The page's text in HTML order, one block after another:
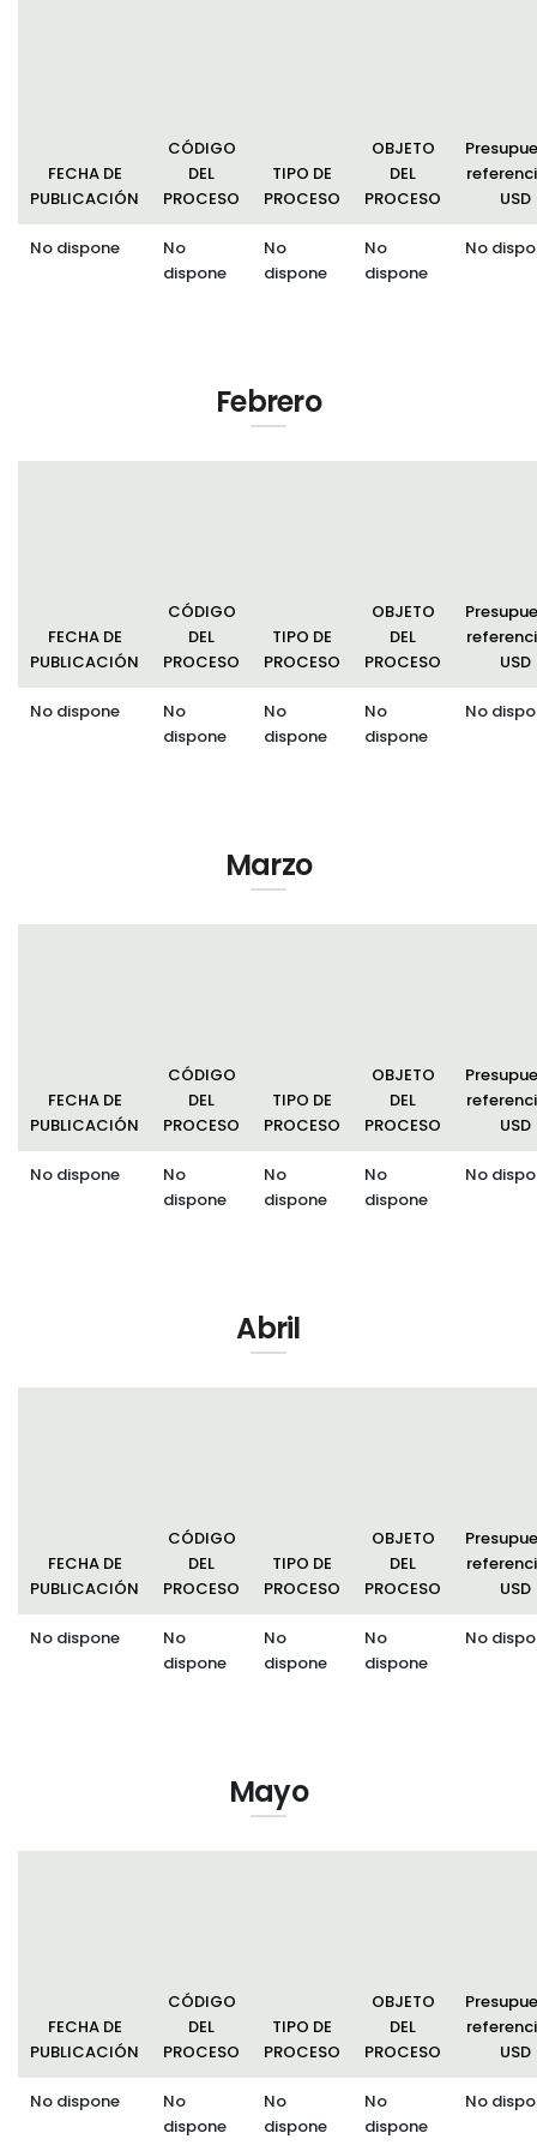
Plan Anual Contratación - PAC
Plan Operativo Anual - POA
Convenios Institucionales
Procesos de contratación
Ejecución Presupuestaria
FECHA DE
PUBLICACIÓN
CÓDIGO
DEL
PROCESO
TIPO DE
PROCESO
OBJETO
DEL
PROCESO
USD
No dispone
No
dispone
No
dispone
No
dispone
No
Febrero
FECHA DE
PUBLICACIÓN
CÓDIGO
DEL
PROCESO
TIPO DE
PROCESO
OBJETO
DEL
PROCESO
USD
No dispone
No
dispone
No
dispone
No
dispone
No
Marzo
FECHA DE
PUBLICACIÓN
CÓDIGO
DEL
PROCESO
TIPO DE
PROCESO
OBJETO
DEL
PROCESO
USD
No dispone
No
dispone
No
dispone
No
dispone
No
Abril
FECHA DE
PUBLICACIÓN
CÓDIGO
DEL
PROCESO
TIPO DE
PROCESO
OBJETO
DEL
PROCESO
USD
No dispone
No
dispone
No
dispone
No
dispone
No
Mayo
FECHA DE
PUBLICACIÓN
CÓDIGO
DEL
PROCESO
TIPO DE
PROCESO
OBJETO
DEL
PROCESO
USD
No dispone
No
dispone
No
dispone
No
dispone
No